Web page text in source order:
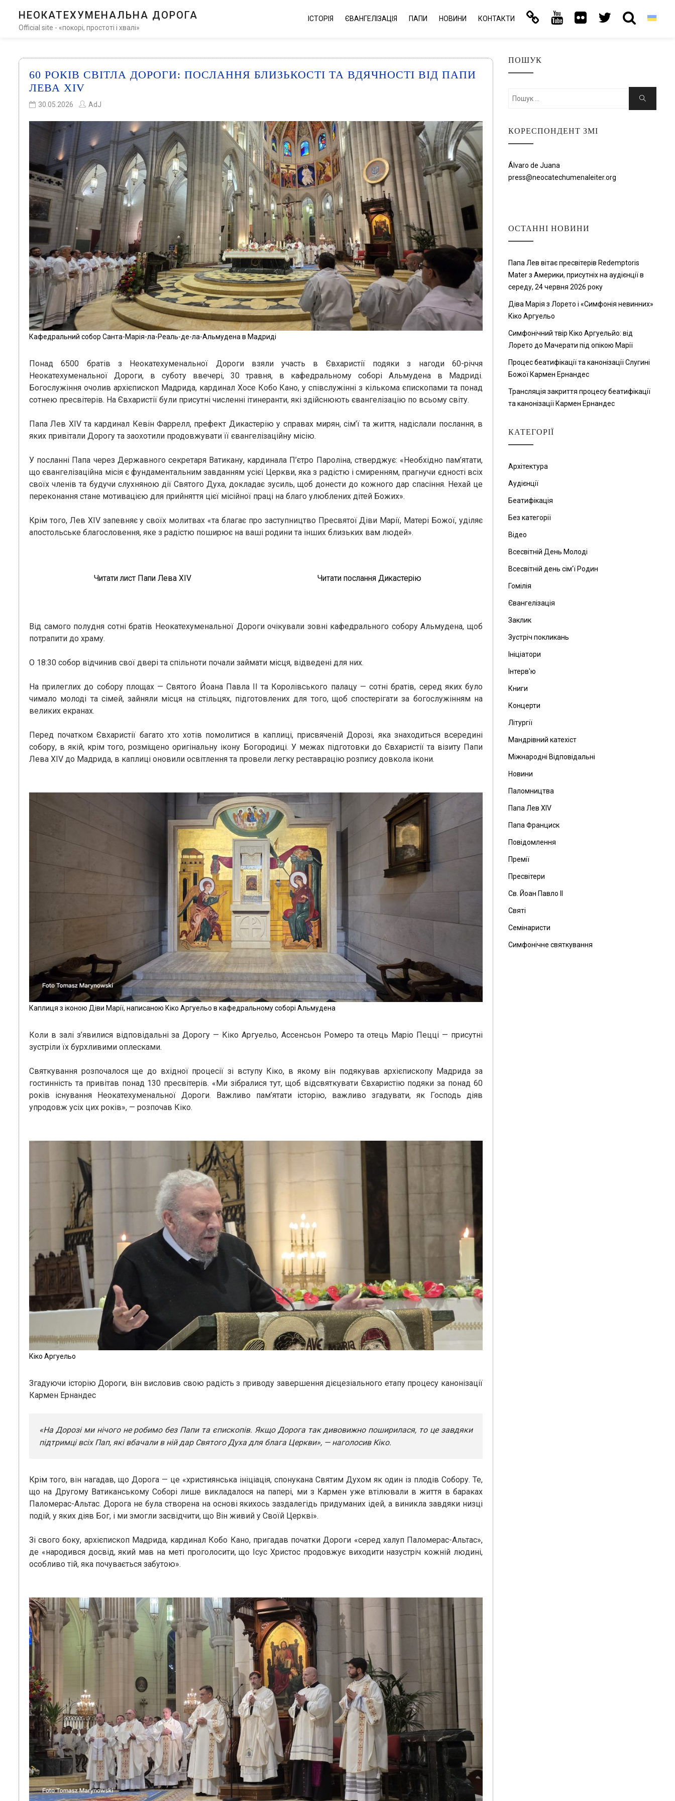
НЕОКАТЕХУМЕНАЛЬНА ДОРОГА
Official site - «покорі, простоті і хвалі»
ІСТОРІЯ ЄВАНГЕЛІЗАЦІЯ ПАПИ НОВИНИ КОНТАКТИ
60 РОКІВ СВІТЛА ДОРОГИ: ПОСЛАННЯ БЛИЗЬКОСТІ ТА ВДЯЧНОСТІ ВІД ПАПИ
ЛЕВА XIV
30.05.2026 AdJ
Кафедральний собор Санта-Марія-ла-Реаль-де-ла-Альмудена в Мадриді
Понад 6500 братів з Неокатехуменальної Дороги взяли участь в Євхаристії подяки з нагоди 60-річчя
Неокатехуменальної Дороги, в суботу ввечері, 30 травня, в кафедральному соборі Альмудена в Мадриді.
Богослужіння очолив архієпископ Мадрида, кардинал Хосе Кобо Кано, у співслужінні з кількома єпископами та понад
сотнею пресвітерів. На Євхаристії були присутні численні ітинеранти, які здійснюють євангелізацію по всьому світу.
Папа Лев XIV та кардинал Кевін Фаррелл, префект Дикастерію у справах мирян, сім’ї та життя, надіслали послання, в
яких привітали Дорогу та заохотили продовжувати її євангелізаційну місію.
У посланні Папа через Державного секретаря Ватикану, кардинала П’єтро Пароліна, стверджує: «Необхідно пам’ятати,
що євангелізаційна місія є фундаментальним завданням усієї Церкви, яка з радістю і смиренням, прагнучи єдності всіх
своїх членів та будучи слухняною дії Святого Духа, докладає зусиль, щоб донести до кожного дар спасіння. Нехай це
переконання стане мотивацією для прийняття цієї місійної праці на благо улюблених дітей Божих».
Крім того, Лев XIV запевняє у своїх молитвах «та благає про заступництво Пресвятої Діви Марії, Матері Божої, уділяє
апостольське благословення, яке з радістю поширює на ваші родини та інших близьких вам людей».
Читати лист Папи Лева XIV Читати послання Дикастерію
Від самого полудня сотні братів Неокатехуменальної Дороги очікували зовні кафедрального собору Альмудена, щоб
потрапити до храму.
О 18:30 собор відчинив свої двері та спільноти почали займати місця, відведені для них.
На прилеглих до собору площах — Святого Йоана Павла II та Королівського палацу — сотні братів, серед яких було
чимало молоді та сімей, зайняли місця на стільцях, підготовлених для того, щоб спостерігати за богослужінням на
великих екранах.
Перед початком Євхаристії багато хто хотів помолитися в каплиці, присвяченій Дорозі, яка знаходиться всередині
собору, в якій, крім того, розміщено оригінальну ікону Богородиці. У межах підготовки до Євхаристії та візиту Папи
Лева XIV до Мадрида, в каплиці оновили освітлення та провели легку реставрацію розпису довкола ікони.
Каплиця з іконою Діви Марії, написаною Кіко Аргуельо в кафедральному соборі Альмудена
Коли в залі з’явилися відповідальні за Дорогу — Кіко Аргуельо, Ассенсьон Ромеро та отець Маріо Пецці — присутні
зустріли їх бурхливими оплесками.
Святкування розпочалося ще до вхідної процесії зі вступу Кіко, в якому він подякував архієпископу Мадрида за
гостинність та привітав понад 130 пресвітерів. «Ми зібралися тут, щоб відсвяткувати Євхаристію подяки за понад 60
років існування Неокатехуменальної Дороги. Важливо пам’ятати історію, важливо згадувати, як Господь діяв
упродовж усіх цих років», — розпочав Кіко.
Кіко Аргуельо
Згадуючи історію Дороги, він висловив свою радість з приводу завершення дієцезіального етапу процесу канонізації
Кармен Ернандес
«На Дорозі ми нічого не робимо без Папи та єпископів. Якщо Дорога так дивовижно поширилася, то це завдяки
підтримці всіх Пап, які вбачали в ній дар Святого Духа для блага Церкви», — наголосив Кіко.
Крім того, він нагадав, що Дорога — це «християнська ініціація, спонукана Святим Духом як один із плодів Собору. Те,
що на Другому Ватиканському Соборі лише викладалося на папері, ми з Кармен уже втілювали в життя в бараках
Паломерас-Альтас. Дорога не була створена на основі якихось заздалегідь придуманих ідей, а виникла завдяки низці
подій, у яких діяв Бог, і ми змогли засвідчити, що Він живий у Своїй Церкві».
Зі свого боку, архієпископ Мадрида, кардинал Кобо Кано, пригадав початки Дороги «серед халуп Паломерас-Альтас»,
де «народився досвід, який мав на меті проголосити, що Ісус Христос продовжує виходити назустріч кожній людині,
особливо тій, яка почувається забутою».
ПОШУК
Шукати:
Пошук
КОРЕСПОНДЕНТ ЗМІ
Álvaro de Juana
press@neocatechumenaleiter.org
ОСТАННІ НОВИНИ
Папа Лев вітає пресвітерів Redemptoris
Mater з Америки, присутніх на аудієнції в
середу, 24 червня 2026 року
Діва Марія з Лорето і «Симфонія невинних»
Кіко Аргуельо
Симфонічний твір Кіко Аргуельйо: від
Лорето до Мачерати під опікою Марії
Процес беатифікації та канонізації Слугині
Божої Кармен Ернандес
Трансляція закриття процесу беатифікації
та канонізації Кармен Ернандес
КАТЕГОРІЇ
Архітектура
Аудієнції
Беатифікація
Без категорії
Відео
Всесвітній День Молоді
Всесвітній день сім'ї Родин
Гомілія
Євангелізація
Заклик
Зустріч покликань
Ініціатори
Інтерв'ю
Книги
Концерти
Літургії
Мандрівний катехіст
Міжнародні Відповідальні
Новини
Паломництва
Папа Лев ХІV
Папа Франциск
Повідомлення
Премії
Пресвітери
Св. Йоан Павло ІІ
Святі
Семінаристи
Симфонічне святкування